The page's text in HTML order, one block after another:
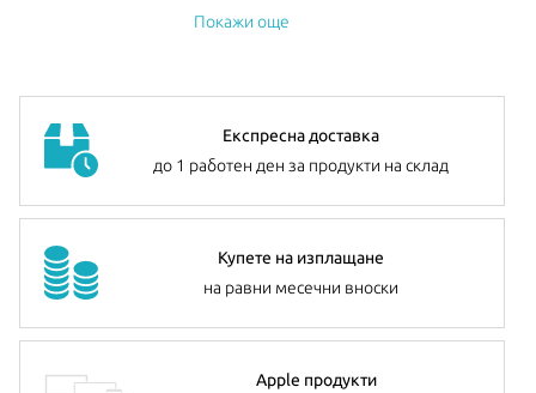
128GB
EAN: 195950107159
Анонсиран:
Март 2025
Допълнителна информация: можете да намерите
Покажи още
Експресна доставка
до 1 работен ден за продукти на склад
Купете на изплащане
на равни месечни вноски
Apple продукти